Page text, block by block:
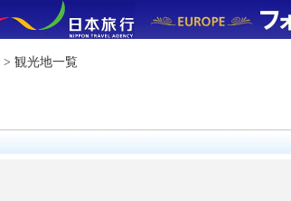
> 観光地一覧